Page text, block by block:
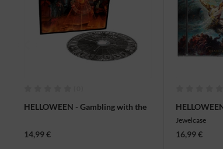
HELLOWEEN - Gambling with the
14,99 €
CD
Jewelcase
16,99 €